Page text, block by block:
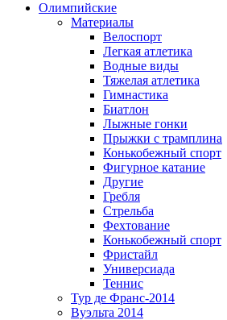
Олимпийские
Материалы
Велоспорт
Легкая атлетика
Водные виды
Тяжелая атлетика
Гимнастика
Биатлон
Лыжные гонки
Прыжки с трамплина
Конькобежный спорт
Фигурное катание
Другие
Гребля
Стрельба
Фехтование
Конькобежный спорт
Фристайл
Универсиада
Теннис
Тур де Франс-2014
Вуэльта 2014